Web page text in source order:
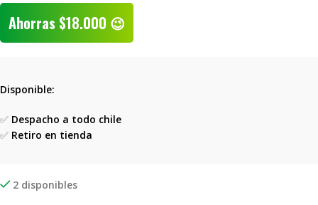
Ahorras $18.000 😉
Disponible:
✅ Despacho a todo chile
✅ Retiro en tienda
2 disponibles